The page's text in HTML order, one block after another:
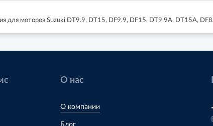
для моторов Suzuki DT9.9, DT15, DF9.9, DF15, DT9.9A, DT15A,
О нас
О компании